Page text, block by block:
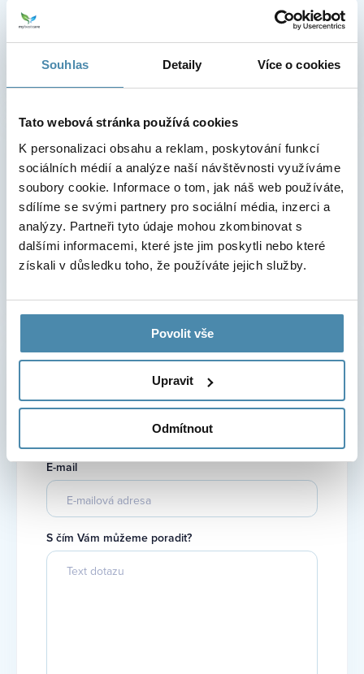
Souhlas Detaily Více o cookies
Tato webová stránka používá cookies
K personalizaci obsahu a reklam, poskytování funkcí
sociálních médií a analýze naší návštěvnosti využíváme
soubory cookie. Informace o tom, jak náš web používáte,
sdílíme se svými partnery pro sociální média, inzerci a
analýzy. Partneři tyto údaje mohou zkombinovat s
dalšími informacemi, které jste jim poskytli nebo které
získali v důsledku toho, že používáte jejich služby.
Povolit vše
Upravit
Odmítnout
Online kalendář
Termín zákroku si můžete rezervovat přímo v našem
online kalendáři!
Online kalendář
Chcete se na cokoli zeptat?
Telefonní číslo
E-mail
S čím Vám můžeme poradit?